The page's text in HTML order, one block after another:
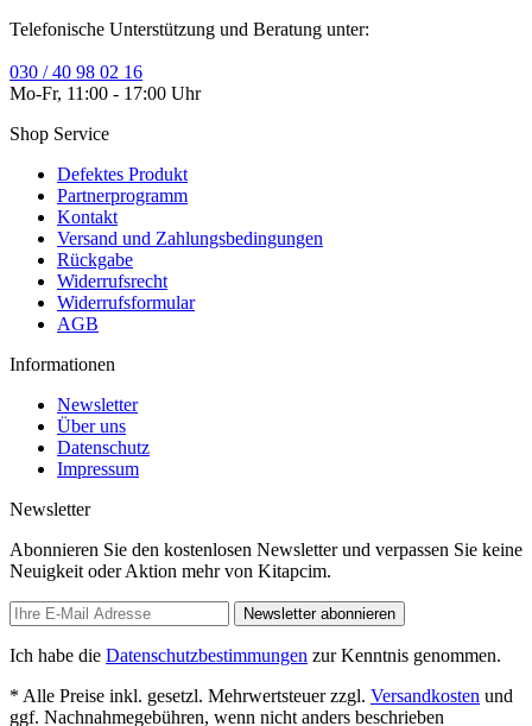
Telefonische Unterstützung und Beratung unter:
030 / 40 98 02 16
Mo-Fr, 11:00 - 17:00 Uhr
Shop Service
Defektes Produkt
Partnerprogramm
Kontakt
Versand und Zahlungsbedingungen
Rückgabe
Widerrufsrecht
Widerrufsformular
AGB
Informationen
Newsletter
Über uns
Datenschutz
Impressum
Newsletter
Abonnieren Sie den kostenlosen Newsletter und verpassen Sie keine
Neuigkeit oder Aktion mehr von Kitapcim.
Newsletter abonnieren
Ich habe die Datenschutzbestimmungen zur Kenntnis genommen.
* Alle Preise inkl. gesetzl. Mehrwertsteuer zzgl. Versandkosten und
ggf. Nachnahmegebühren, wenn nicht anders beschrieben